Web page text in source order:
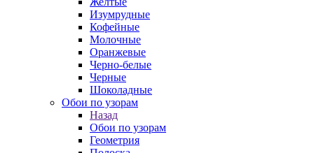
Изумрудные
Кофейные
Молочные
Оранжевые
Черно-белые
Черные
Шоколадные
Обои по узорам
Назад
Обои по узорам
Геометрия